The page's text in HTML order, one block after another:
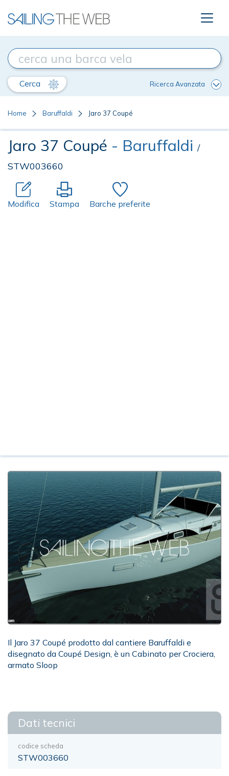
Cerca Ricerca Avanzata
Home Baruffaldi Jaro 37 Coupé
Jaro 37 Coupé - Baruffaldi /
STW003660
Modifica Stampa Barche preferite
Il Jaro 37 Coupé prodotto dal cantiere Baruffaldi e
disegnato da Coupé Design, è un Cabinato per Crociera,
armato Sloop
Dati tecnici
codice scheda
STW003660